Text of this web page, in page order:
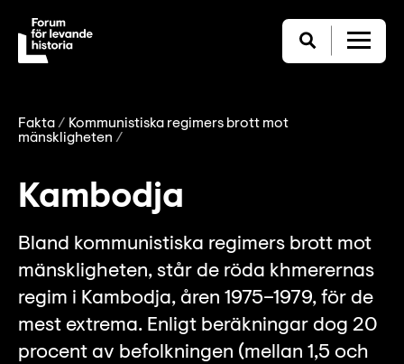
Fakta
Kommunistiska regimers brott mot
mänskligheten
Kambodja
Bland kommunistiska regimers brott mot
mänskligheten, står de röda khmerernas
regim i Kambodja, åren 1975–1979, för de
mest extrema. Enligt beräkningar dog 20
procent av befolkningen (mellan 1,5 och